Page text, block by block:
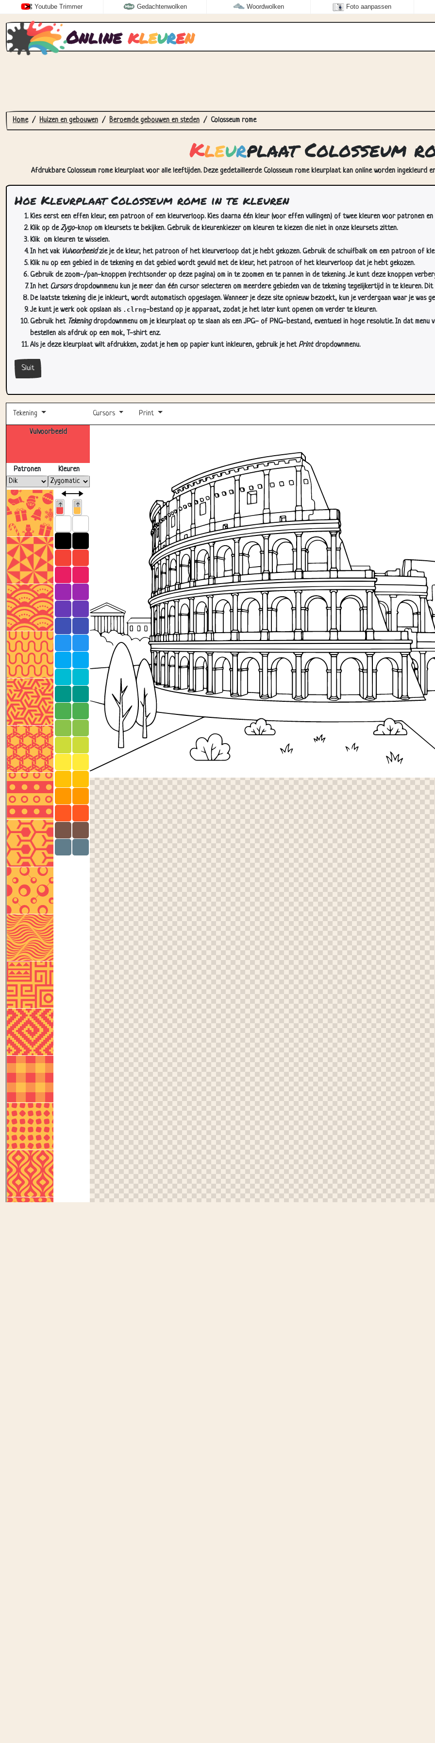
Youtube Trimmer Gedachtenwolken Woordwolken Foto aanpassen
Online kleuren
Home Huizen en gebouwen Beroemde gebouwen en steden Colosseum rome
Kleurplaat Colosseum
Afdrukbare Colosseum rome kleurplaat voor alle leeftijden. Deze gedetailleerde Colosseum rome kleurplaat kan online worden
Hoe Kleurplaat Colosseum rome in te kleuren
Kies eerst een effen kleur, een patroon of een kleurverloop. Kies daarna één kleur (voor effen vullingen) of twee kleuren voor patronen en
Klik op deZygo-knop om kleursets te bekijken. Gebruik de kleurenkiezer om kleuren te kiezen die niet in onze kleursets zitten.
Klik om kleuren te wisselen.
In het vak Vulvoorbeeldzie je de kleur, het patroon of het kleurverloop dat je hebt gekozen. Gebruik de schuifbalk om een patroon of
Klik nu op een gebied in de tekening en dat gebied wordt gevuld met de kleur, het patroon of het kleurverloop dat je hebt gekozen.
Gebruik de zoom-/pan-knoppen (rechtsonder op deze pagina) om in te zoomen en te pannen in de tekening. Je kunt deze knoppen
In het Cursorsdropdownmenu kun je meer dan één cursor selecteren om meerdere gebieden van de tekening tegelijkertijd in te kleuren. Dit
De laatste tekening die je inkleurt, wordt automatisch opgeslagen. Wanneer je deze site opnieuw bezoekt, kun je verdergaan waar je was
Je kunt je werk ook opslaan als .clrng-bestand op je apparaat, zodat je het later kunt openen om verder te kleuren.
Gebruik het Tekeningdropdownmenu om je kleurplaat op te slaan als een JPG- of PNG-bestand, eventueel in hoge resolutie. In dat
bestellen als afdruk op een mok, T-shirt enz.
Als je deze kleurplaat wilt afdrukken, zodat je hem op papier kunt inkleuren, gebruik je hetPrintdropdownmenu.
Sluit
Tekening Cursors Print
Vulvoorbeeld
Patronen Kleuren